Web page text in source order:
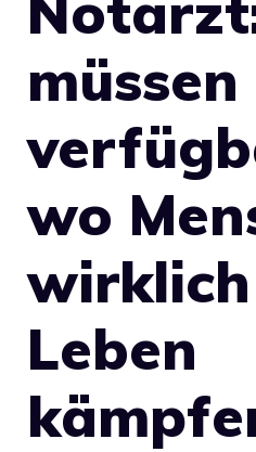
wo
Leben